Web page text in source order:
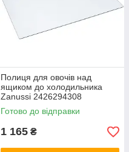
Полиця для овочів над
ящиком до холодильника
Zanussi 2426294308
Готово до відправки
1 165 ₴